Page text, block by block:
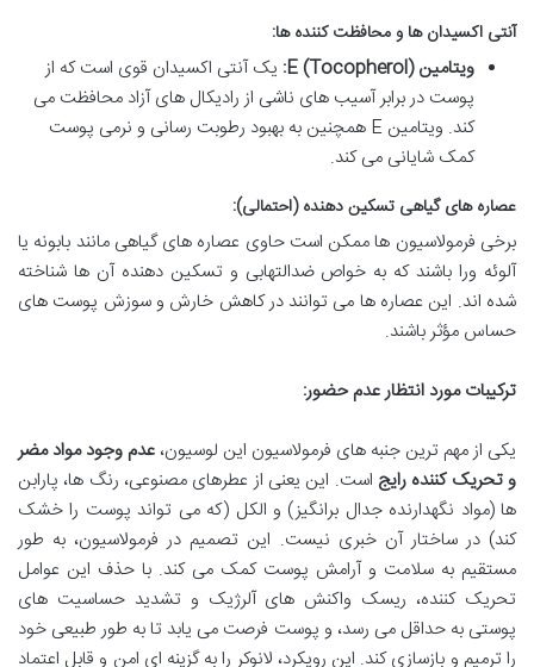
آنتی اکسیدان ها و محافظت کننده ها:
ویتامین E (Tocopherol):
یک آنتی اکسیدان قوی است که از
پوست در برابر آسیب های ناشی از رادیکال های آزاد محافظت می
کند. ویتامین E همچنین به بهبود رطوبت رسانی و نرمی پوست
کمک شایانی می کند.
عصاره های گیاهی تسکین دهنده (احتمالی):
برخی فرمولاسیون ها ممکن است حاوی عصاره های گیاهی مانند بابونه یا
آلوئه ورا باشند که به خواص ضدالتهابی و تسکین دهنده آن ها شناخته
شده اند. این عصاره ها می توانند در کاهش خارش و سوزش پوست های
حساس مؤثر باشند.
ترکیبات مورد انتظار عدم حضور:
یکی از مهم ترین جنبه های فرمولاسیون این لوسیون، عدم وجود مواد مضر
و تحریک کننده رایج است. این یعنی از عطرهای مصنوعی، رنگ ها، پارابن
ها (مواد نگهدارنده جدال برانگیز) و الکل (که می تواند پوست را خشک
کند) در ساختار آن خبری نیست. این تصمیم در فرمولاسیون، به طور
مستقیم به سلامت و آرامش پوست کمک می کند. با حذف این عوامل
تحریک کننده، ریسک واکنش های آلرژیک و تشدید حساسیت های
پوستی به حداقل می رسد، و پوست فرصت می یابد تا به طور طبیعی خود
را ترمیم و بازسازی کند. این رویکرد، لانوکر را به گزینه ای امن و قابل اعتماد